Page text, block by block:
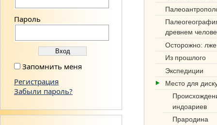
Пароль
Запомнить меня
Регистрация
Забыли пароль?
древнем
Осторожно:
Из прошлого
Экспедиции
Место для
индоариев
Прародина